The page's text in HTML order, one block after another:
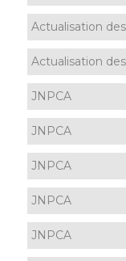
Actualisation
Actualisation
JNPCA
JNPCA
JNPCA
JNPCA
JNPCA